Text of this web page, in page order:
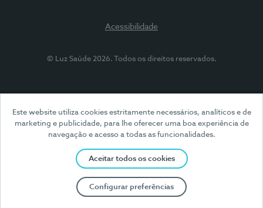
Este website utiliza cookies estritamente necessários, analíticos e de
marketing e publicidade, para lhe oferecer uma boa experiência de
navegação e acesso a todas as funcionalidades.
Aceitar todos os cookies
Configurar preferências
Acessibilidade
© Luz Saúde 2026. Todos os direitos reservados.